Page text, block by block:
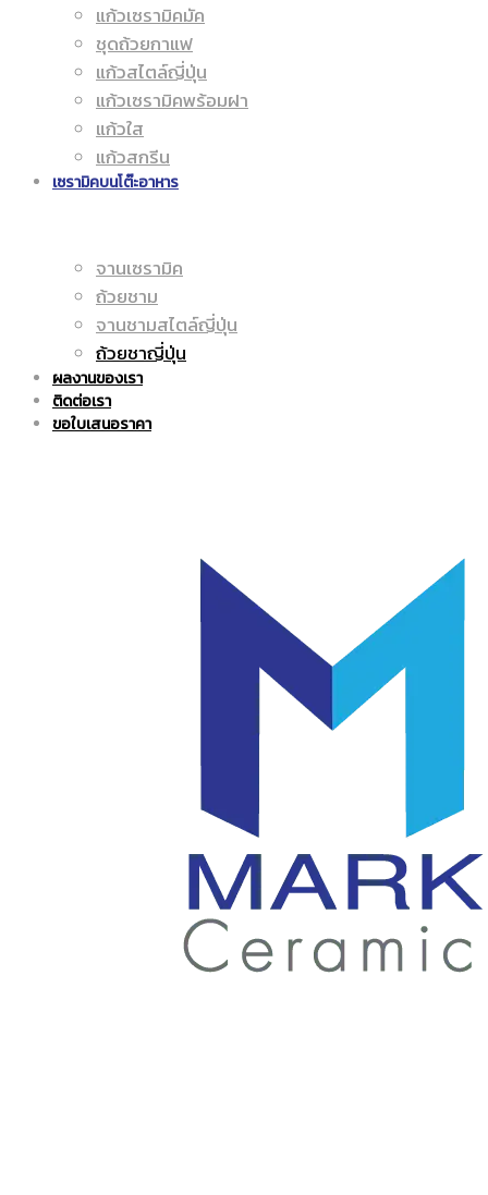
แก้ว
สกรีน
ราคา
|
แก้วเซรามิคมัค
ชุดถ้วยกาแฟ
แก้วสไตล์ญี่ปุ่น
แก้วเซรามิคพร้อมฝา
แก้วใส
แก้วสกรีน
เซรามิคบนโต๊ะอาหาร
จานเซรามิค
ถ้วยชาม
จานชามสไตล์ญี่ปุ่น
ถ้วยชาญี่ปุ่น
ผลงานของเรา
ติดต่อเรา
ขอใบเสนอราคา